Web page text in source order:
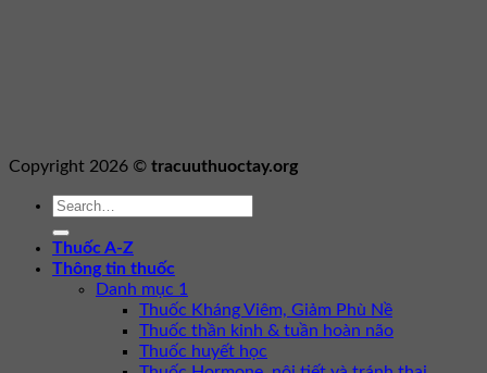
Copyright 2026 © tracuuthuoctay.org
Thuốc A-Z
Thông tin thuốc
Danh mục 1
Thuốc Kháng Viêm, Giảm Phù Nề
Thuốc thần kinh & tuần hoàn não
Thuốc huyết học